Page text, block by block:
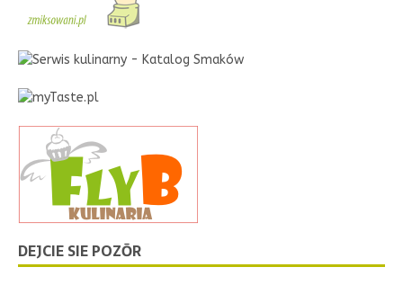
DEJCIE SIE POZŌR